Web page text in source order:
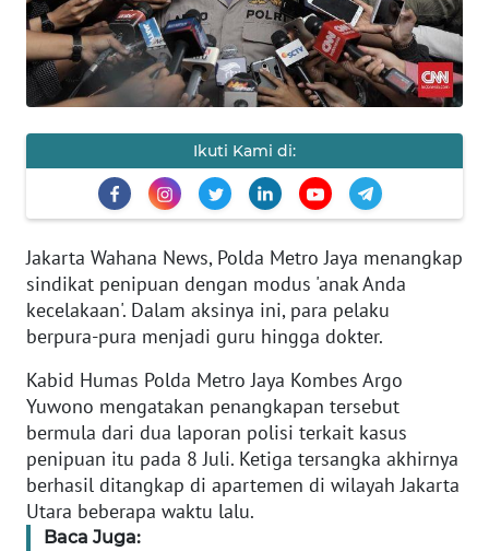
Ikuti Kami di:
Jakarta Wahana News, Polda Metro Jaya menangkap
sindikat penipuan dengan modus 'anak Anda
kecelakaan'. Dalam aksinya ini, para pelaku
berpura-pura menjadi guru hingga dokter.
Kabid Humas Polda Metro Jaya Kombes Argo
Yuwono mengatakan penangkapan tersebut
bermula dari dua laporan polisi terkait kasus
penipuan itu pada 8 Juli. Ketiga tersangka akhirnya
berhasil ditangkap di apartemen di wilayah Jakarta
Utara beberapa waktu lalu.
Baca Juga:
INTERNASIONAL
SERBA-SERBI
PENDIDIKAN
OPINI
EDITORIAL
Informasi
INDEKS
BERITA
KONTAK